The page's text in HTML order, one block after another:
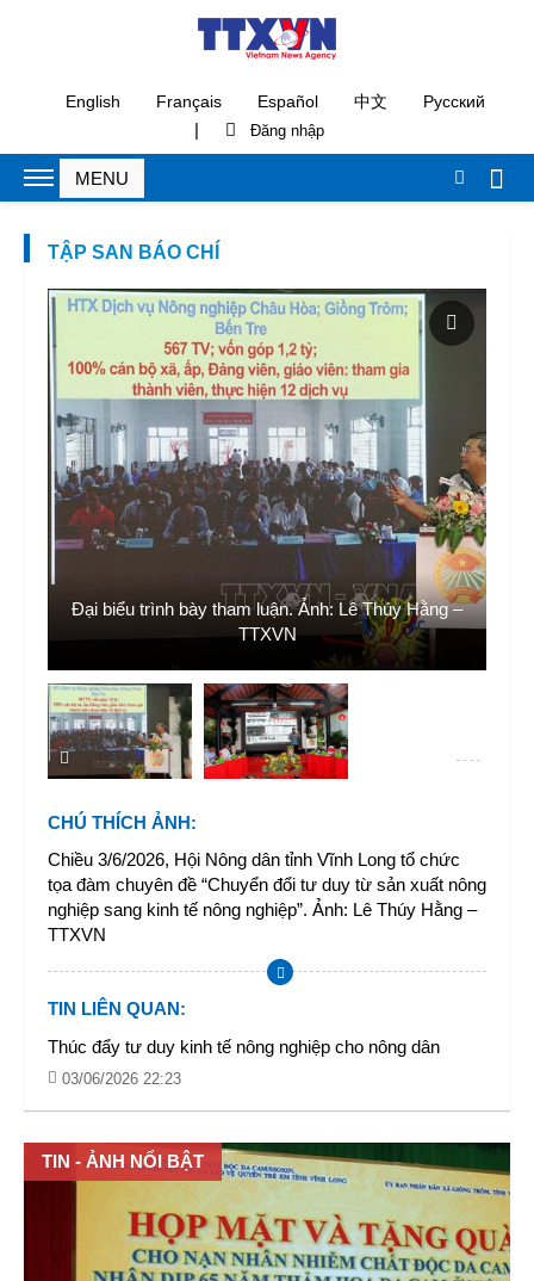
English Français Español 中文 Русский
|
TẬP SAN BÁO CHÍ
Đại biểu trình bày tham luận. Ảnh: Lê Thúy Hằng –
TTXVN
CHÚ THÍCH ẢNH:
Chiều 3/6/2026, Hội Nông dân tỉnh Vĩnh Long tổ chức
tọa đàm chuyên đề “Chuyển đổi tư duy từ sản xuất nông
nghiệp sang kinh tế nông nghiệp”. Ảnh: Lê Thúy Hằng –
TTXVN
TIN LIÊN QUAN:
Thúc đẩy tư duy kinh tế nông nghiệp cho nông dân
03/06/2026 22:23
TIN - ẢNH NỔI BẬT